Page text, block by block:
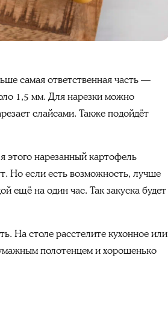
самая ответственная часть —
1,5 мм. Для нарезки можно
слайсами. Также подойдёт
этого нарезанный картофель
Но если есть возможность, лучше
ещё на один час. Так закуска будет
На столе расстелите кухонное или
полотенцем и хорошенько